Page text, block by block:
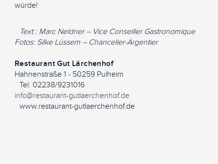
würde!
Text : Marc Neldner – Vice Conseiller Gastronomique
Fotos: Silke Lüssem – Chancelier-Argentier
Restaurant Gut Lärchenhof
Hahnenstraße 1 - 50259 Pulheim
Tel: 02238/9231016
info@restaurant-gutlaerchenhof.de
www.restaurant-gutlaerchenhof.de